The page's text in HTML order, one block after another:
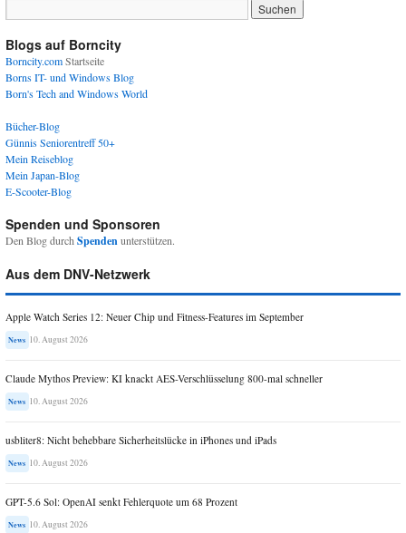
Blogs auf Borncity
Borncity.comStartseite
Borns IT- und Windows Blog
Born's Tech and Windows World
Bücher-Blog
Günnis Seniorentreff 50+
Mein Reiseblog
Mein Japan-Blog
E-Scooter-Blog
Spenden und Sponsoren
Den Blog durch Spendenunterstützen.
Aus dem DNV-Netzwerk
Apple Watch Series 12: Neuer Chip und Fitness-Features im September
News 10. August 2026
Claude Mythos Preview: KI knackt AES-Verschlüsselung 800-mal schneller
News 10. August 2026
usbliter8: Nicht behebbare Sicherheitslücke in iPhones und iPads
News 10. August 2026
GPT-5.6 Sol: OpenAI senkt Fehlerquote um 68 Prozent
News 10. August 2026